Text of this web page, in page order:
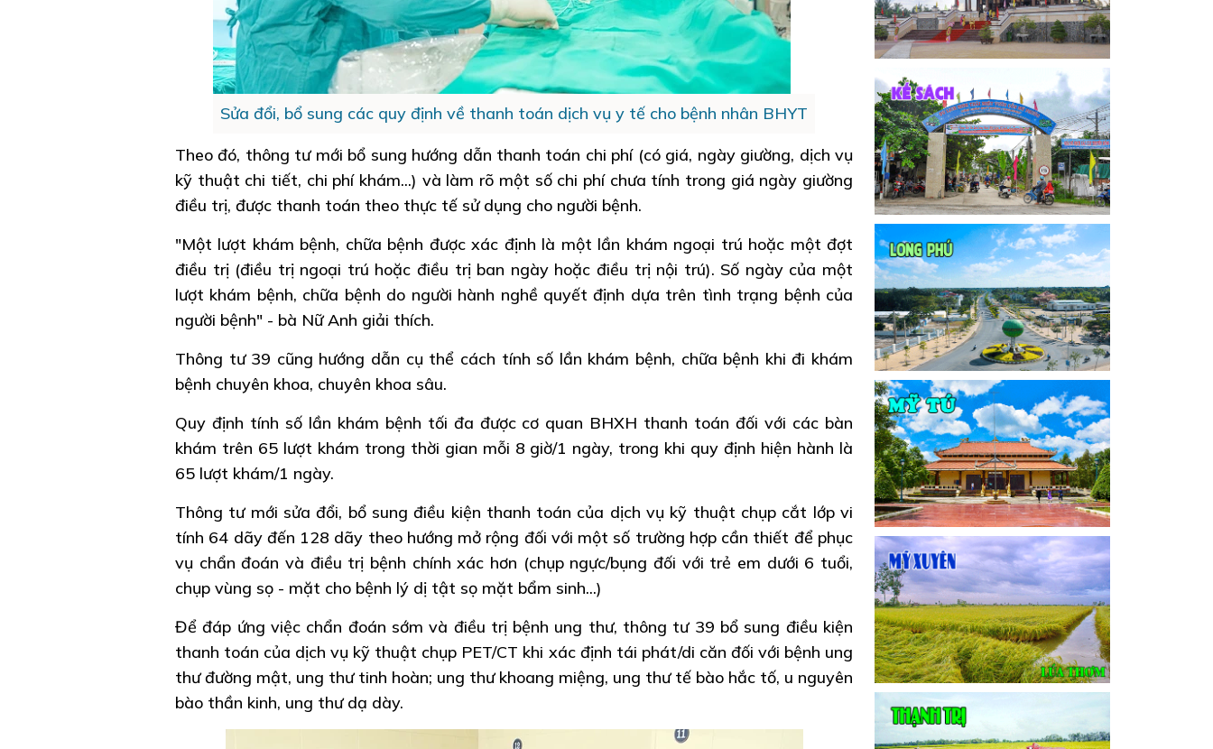
Sửa đổi, bổ sung các quy định về thanh toán dịch vụ y tế cho bệnh nhân BHYT
Theo đó, thông tư mới bổ sung hướng dẫn thanh toán chi phí (có giá, ngày giường, dịch vụ
kỹ thuật chi tiết, chi phí khám...) và làm rõ một số chi phí chưa tính trong giá ngày giường
điều trị, được thanh toán theo thực tế sử dụng cho người bệnh.
"Một lượt khám bệnh, chữa bệnh được xác định là một lần khám ngoại trú hoặc một đợt
điều trị (điều trị ngoại trú hoặc điều trị ban ngày hoặc điều trị nội trú). Số ngày của một
lượt khám bệnh, chữa bệnh do người hành nghề quyết định dựa trên tình trạng bệnh của
người bệnh" - bà Nữ Anh giải thích.
Thông tư 39 cũng hướng dẫn cụ thể cách tính số lần khám bệnh, chữa bệnh khi đi khám
bệnh chuyên khoa, chuyên khoa sâu.
Quy định tính số lần khám bệnh tối đa được cơ quan BHXH thanh toán đối với các bàn
khám trên 65 lượt khám trong thời gian mỗi 8 giờ/1 ngày, trong khi quy định hiện hành là
65 lượt khám/1 ngày.
Thông tư mới sửa đổi, bổ sung điều kiện thanh toán của dịch vụ kỹ thuật chụp cắt lớp vi
tính 64 dãy đến 128 dãy theo hướng mở rộng đối với một số trường hợp cần thiết để phục
vụ chẩn đoán và điều trị bệnh chính xác hơn (chụp ngực/bụng đối với trẻ em dưới 6 tuổi,
chụp vùng sọ - mặt cho bệnh lý dị tật sọ mặt bẩm sinh...)
Để đáp ứng việc chẩn đoán sớm và điều trị bệnh ung thư, thông tư 39 bổ sung điều kiện
thanh toán của dịch vụ kỹ thuật chụp PET/CT khi xác định tái phát/di căn đối với bệnh ung
thư đường mật, ung thư tinh hoàn; ung thư khoang miệng, ung thư tế bào hắc tố, u nguyên
bào thần kinh, ung thư dạ dày.